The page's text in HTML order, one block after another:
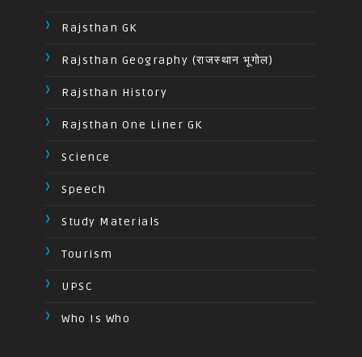
Rajsthan GK
Rajsthan Geography (राजस्थान भूगोल)
Rajsthan History
Rajsthan One Liner GK
Science
Speech
Study Materials
Tourism
UPSC
Who Is Who